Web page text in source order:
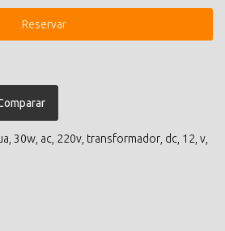
Reservar
30w ac 220v transformador dc 12 v